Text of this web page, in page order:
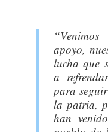
apoyo,
lucha que
a
para
la patria,
han